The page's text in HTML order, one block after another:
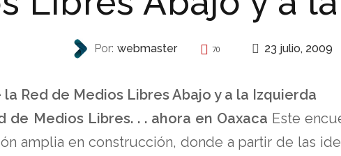
Por: webmaster 70 23 julio, 2009
Red de Medios Libres Abajo y a la Izquierda
Medios Libres. . . ahora en Oaxaca Este
amplia en construcción, donde a partir de las